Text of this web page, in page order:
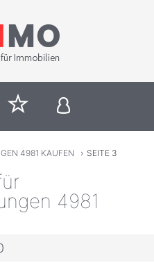
4981 KAUFEN › SEITE 3
4981